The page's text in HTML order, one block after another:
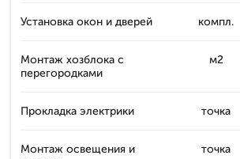
Установка окон и дверей компл.
Монтаж хозблока с
перегородками
м2
Прокладка электрики точка
Монтаж освещения и
точка